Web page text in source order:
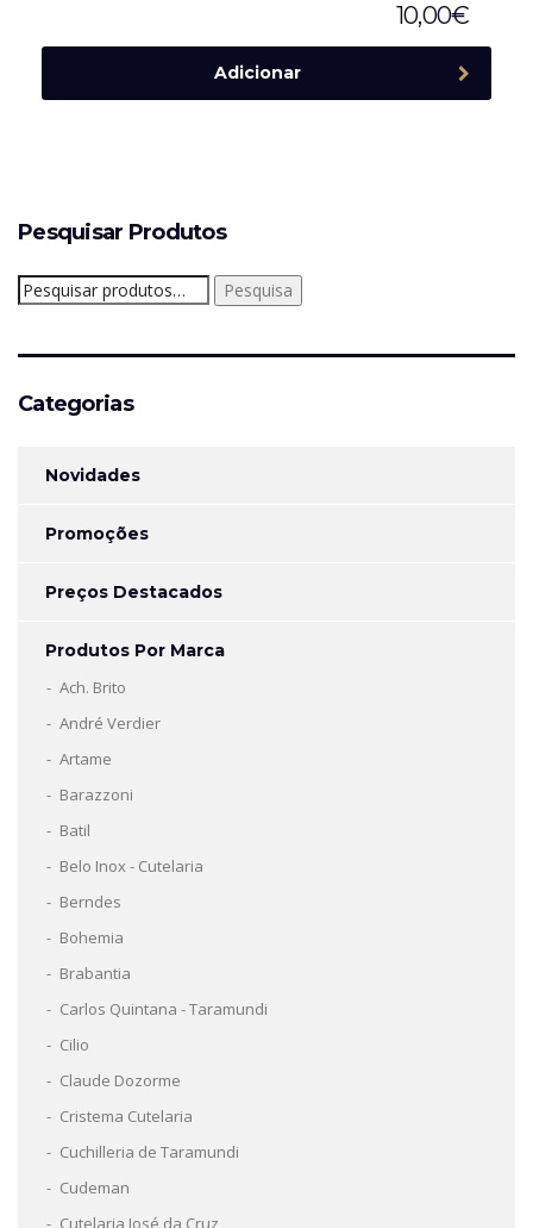
10,00€
Adicionar
Pesquisar Produtos
Pesquisar
por:
Pesquisa
Categorias
Novidades
Promoções
Preços Destacados
Produtos Por Marca
Ach. Brito
André Verdier
Artame
Barazzoni
Batil
Belo Inox - Cutelaria
Berndes
Bohemia
Brabantia
Carlos Quintana - Taramundi
Cilio
Claude Dozorme
Cristema Cutelaria
Cuchilleria de Taramundi
Cudeman
Cutelaria José da Cruz